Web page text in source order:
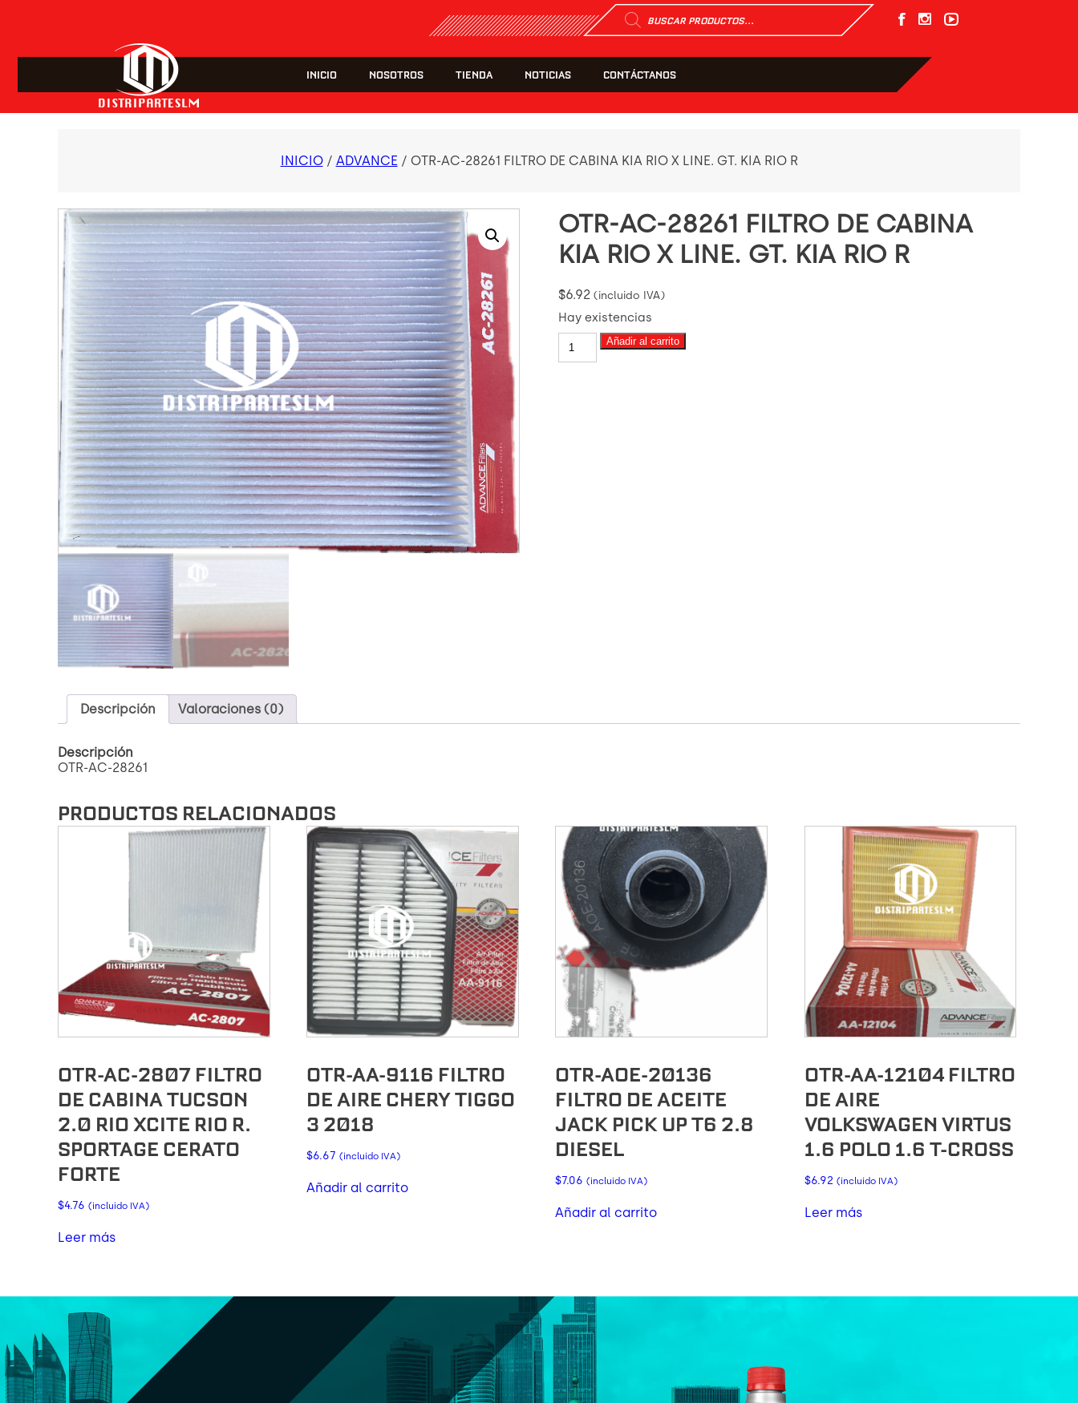
Búsqueda
de
productos
INICIO NOSOTROS TIENDA NOTICIAS CONTÁCTANOS
INICIO/ ADVANCE/ OTR-AC-28261 FILTRO DE CABINA KIA RIO X LINE. GT. KIA RIO R
OTR-AC-28261 FILTRO DE CABINA
KIA RIO X LINE. GT. KIA RIO R
$6.92 (incluido IVA)
Hay existencias
AC-
Añadir al carrito
Descripción Valoraciones (0)
Descripción
OTR-AC-28261
PRODUCTOS RELACIONADOS
OTR-AC-2807 FILTRO
DE CABINA TUCSON
2.0 RIO XCITE RIO R.
SPORTAGE CERATO
FORTE
$4.76 (incluido IVA)
Leer más
OTR-AA-9116 FILTRO
DE AIRE CHERY TIGGO
3 2018
$6.67 (incluido IVA)
Añadir al carrito
OTR-AOE-20136
FILTRO DE ACEITE
JACK PICK UP T6 2.8
DIESEL
$7.06 (incluido IVA)
Añadir al carrito
OTR-AA-12104 FILTRO
DE AIRE
VOLKSWAGEN VIRTUS
1.6 POLO 1.6 T-CROSS
$6.92 (incluido IVA)
Leer más